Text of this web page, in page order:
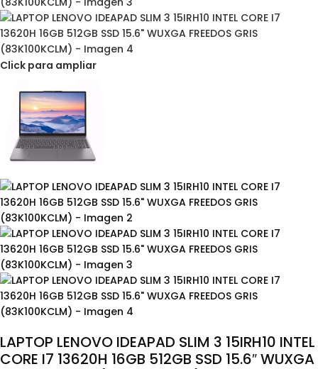
Click para ampliar
LAPTOP LENOVO IDEAPAD SLIM 3 15IRH10 INTEL
CORE I7 13620H 16GB 512GB SSD 15.6″ WUXGA